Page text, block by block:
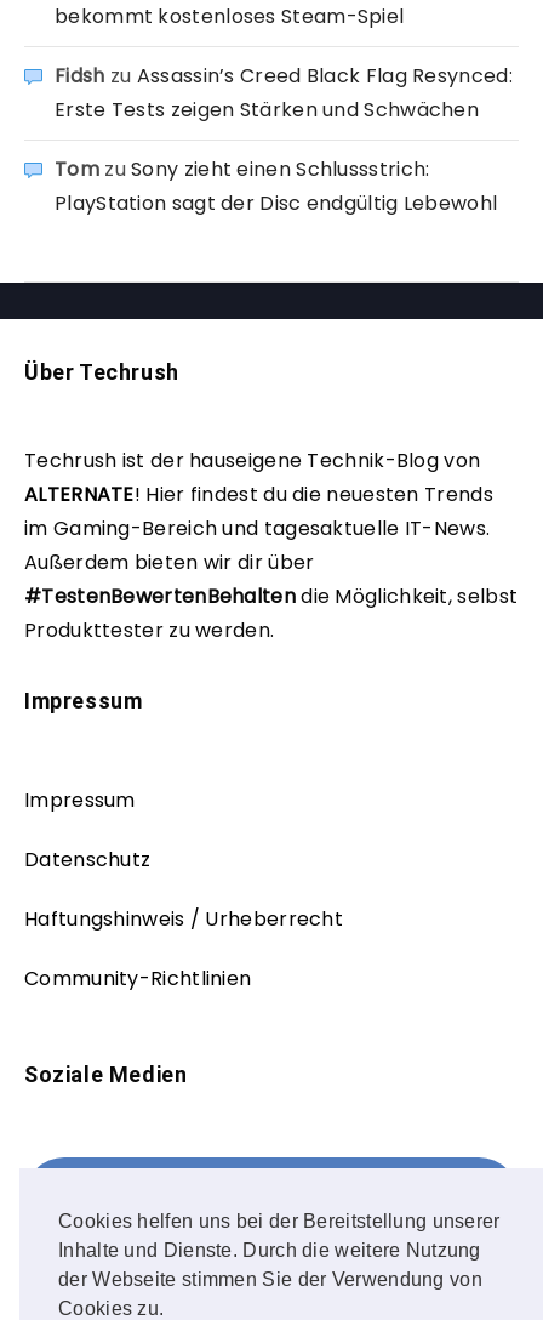
Cookies helfen uns bei der Bereitstellung unserer
Inhalte und Dienste. Durch die weitere Nutzung
der Webseite stimmen Sie der Verwendung von
Cookies zu.
bekommt kostenloses Steam-Spiel
Fidsh zu Assassin’s Creed Black Flag Resynced:
Erste Tests zeigen Stärken und Schwächen
TomzuSony zieht einen Schlussstrich:
PlayStation sagt der Disc endgültig Lebewohl
Über Techrush
Techrush ist der hauseigene Technik-Blog von
ALTERNATE! Hier findest du die neuesten Trends
im Gaming-Bereich und tagesaktuelle IT-News.
Außerdem bieten wir dir über
#TestenBewertenBehaltendie Möglichkeit, selbst
Produkttester zu werden.
Impressum
Impressum
Datenschutz
Haftungshinweis / Urheberrecht
Community-Richtlinien
Soziale Medien
FOLLOW ME!
Instagram
OUR PHOTOS!